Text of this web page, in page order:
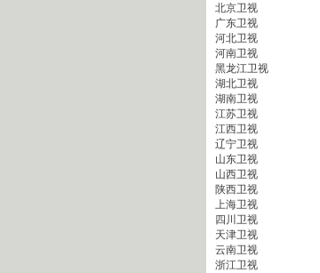
北京卫视
广东卫视
河北卫视
河南卫视
黑龙江卫视
湖北卫视
湖南卫视
江苏卫视
江西卫视
辽宁卫视
山东卫视
山西卫视
陕西卫视
上海卫视
四川卫视
天津卫视
云南卫视
浙江卫视